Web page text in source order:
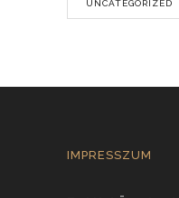
UNCATEGORIZED
IMPRESSZUM